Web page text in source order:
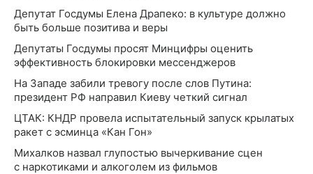
Депутат Госдумы Елена Драпеко: в культуре должно
быть больше позитива и веры
Депутаты Госдумы просят Минцифры оценить
эффективность блокировки мессенджеров
На Западе забили тревогу после слов Путина:
президент РФ направил Киеву четкий сигнал
ЦТАК: КНДР провела испытательный запуск крылатых
ракет с эсминца «Кан Гон»
Михалков назвал глупостью вычеркивание сцен
с наркотиками и алкоголем из фильмов